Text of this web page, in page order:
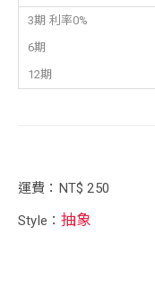
3期 利率0%
6期
12期
運費：NT$ 250
Style：抽象